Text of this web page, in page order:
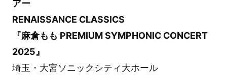
アー
RENAISSANCE CLASSICS
『麻倉もも PREMIUM SYMPHONIC CONCERT
2025』
埼玉・大宮ソニックシティ大ホール